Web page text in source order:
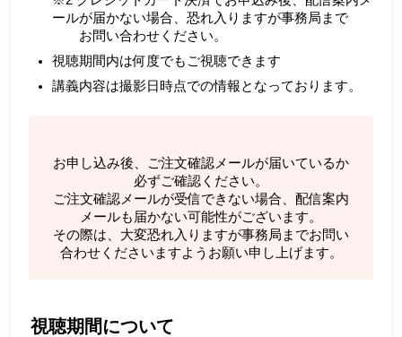
ールが届かない場合、恐れ入りますが事務局まで
お問い合わせください。
視聴期間内は何度でもご視聴できます
講義内容は撮影日時点での情報となっております。
お申し込み後、ご注文確認メールが届いているか
必ずご確認ください。
ご注文確認メールが受信できない場合、配信案内
メールも届かない可能性がございます。
その際は、大変恐れ入りますが事務局までお問い
合わせくださいますようお願い申し上げます。
視聴期間について